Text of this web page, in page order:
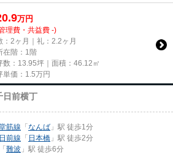
...
万円
理費・共益費 -)
：2ヶ月｜礼：2.2ヶ月
在階：1階
数：13.95坪｜面積：46.12㎡
単価： 1.5万円
日前横丁
筋線 「なんば 」駅 徒歩1分
前線 「 日本橋 」駅 徒歩2分
「難波 」駅 徒歩6分